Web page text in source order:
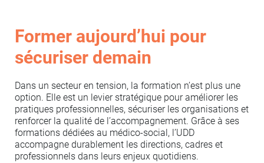
Former aujourd’hui pour
sécuriser demain
Dans un secteur en tension, la formation n’est plus une
option. Elle est un levier stratégique pour améliorer les
pratiques professionnelles, sécuriser les organisations et
renforcer la qualité de l’accompagnement. Grâce à ses
formations dédiées au médico-social, l’UDD
accompagne durablement les directions, cadres et
professionnels dans leurs enjeux quotidiens.